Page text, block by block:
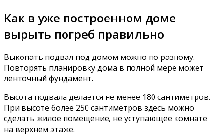
Как в уже построенном доме
вырыть погреб правильно
Выкопать подвал под домом можно по разному.
Повторять планировку дома в полной мере может
ленточный фундамент.
Высота подвала делается не менее 180 сантиметров.
При высоте более 250 сантиметров здесь можно
сделать жилое помещение, не уступающее комнате
на верхнем этаже.